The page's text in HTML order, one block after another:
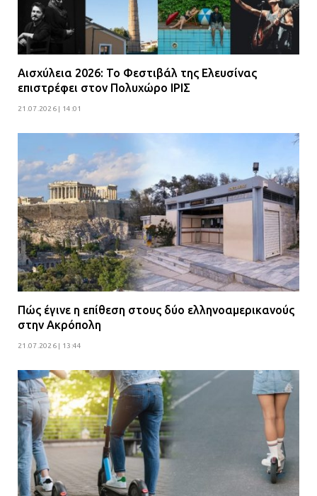
Αισχύλεια 2026: Το Φεστιβάλ της Ελευσίνας
επιστρέφει στον Πολυχώρο ΙΡΙΣ
21.07.2026 | 14:01
Πώς έγινε η επίθεση στους δύο ελληνοαμερικανούς
στην Ακρόπολη
21.07.2026 | 13:44